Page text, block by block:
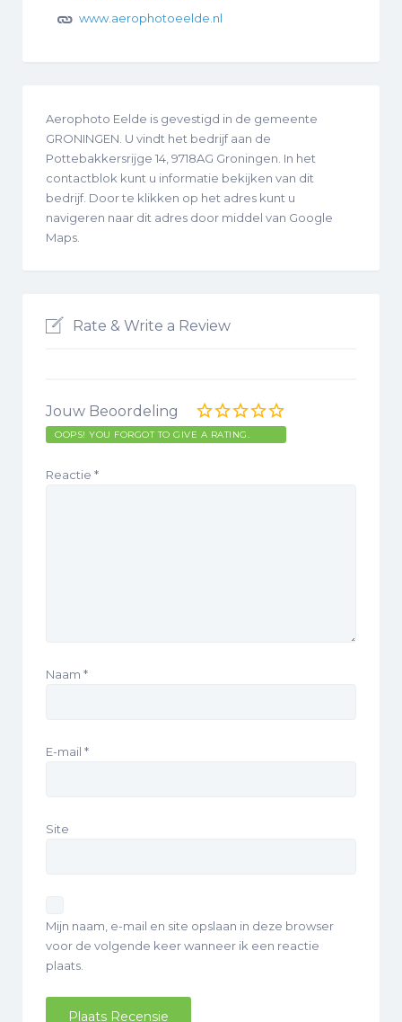
www.aerophotoeelde.nl
Aerophoto Eelde is gevestigd in de gemeente
GRONINGEN. U vindt het bedrijf aan de
Pottebakkersrijge 14, 9718AG Groningen. In het
contactblok kunt u informatie bekijken van dit
bedrijf. Door te klikken op het adres kunt u
navigeren naar dit adres door middel van Google
Maps.
Rate & Write a Review
Jouw Beoordeling
OOPS! YOU FORGOT TO GIVE A RATING.
Reactie *
Naam *
E-mail *
Site
Mijn naam, e-mail en site opslaan in deze browser
voor de volgende keer wanneer ik een reactie
plaats.